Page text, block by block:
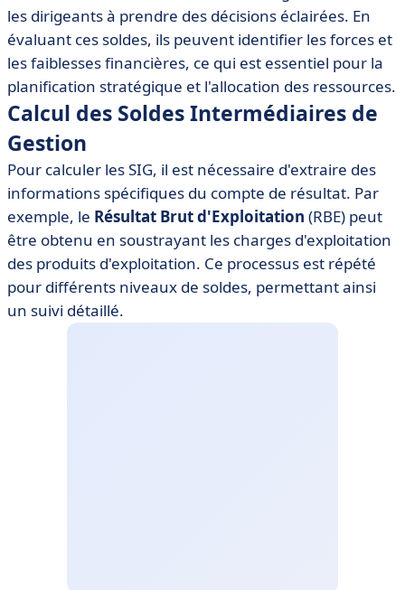
les dirigeants à prendre des décisions éclairées. En
évaluant ces soldes, ils peuvent identifier les forces et
les faiblesses financières, ce qui est essentiel pour la
planification stratégique et l'allocation des ressources.
Calcul des Soldes Intermédiaires de
Gestion
Pour calculer les SIG, il est nécessaire d'extraire des
informations spécifiques du compte de résultat. Par
exemple, le Résultat Brut d'Exploitation (RBE) peut
être obtenu en soustrayant les charges d'exploitation
des produits d'exploitation. Ce processus est répété
pour différents niveaux de soldes, permettant ainsi
un suivi détaillé.